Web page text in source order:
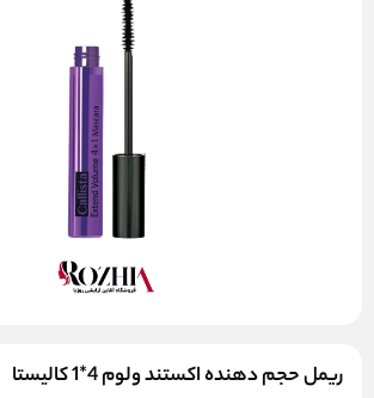
ریمل حجم دهنده اکستند ولوم 4*1 کالیستا